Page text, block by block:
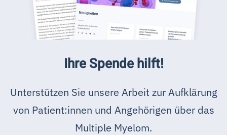
Ihre Spende hilft!
Unterstützen Sie unsere Arbeit zur Aufklärung
von Patient:innen und Angehörigen über das
Multiple Myelom.